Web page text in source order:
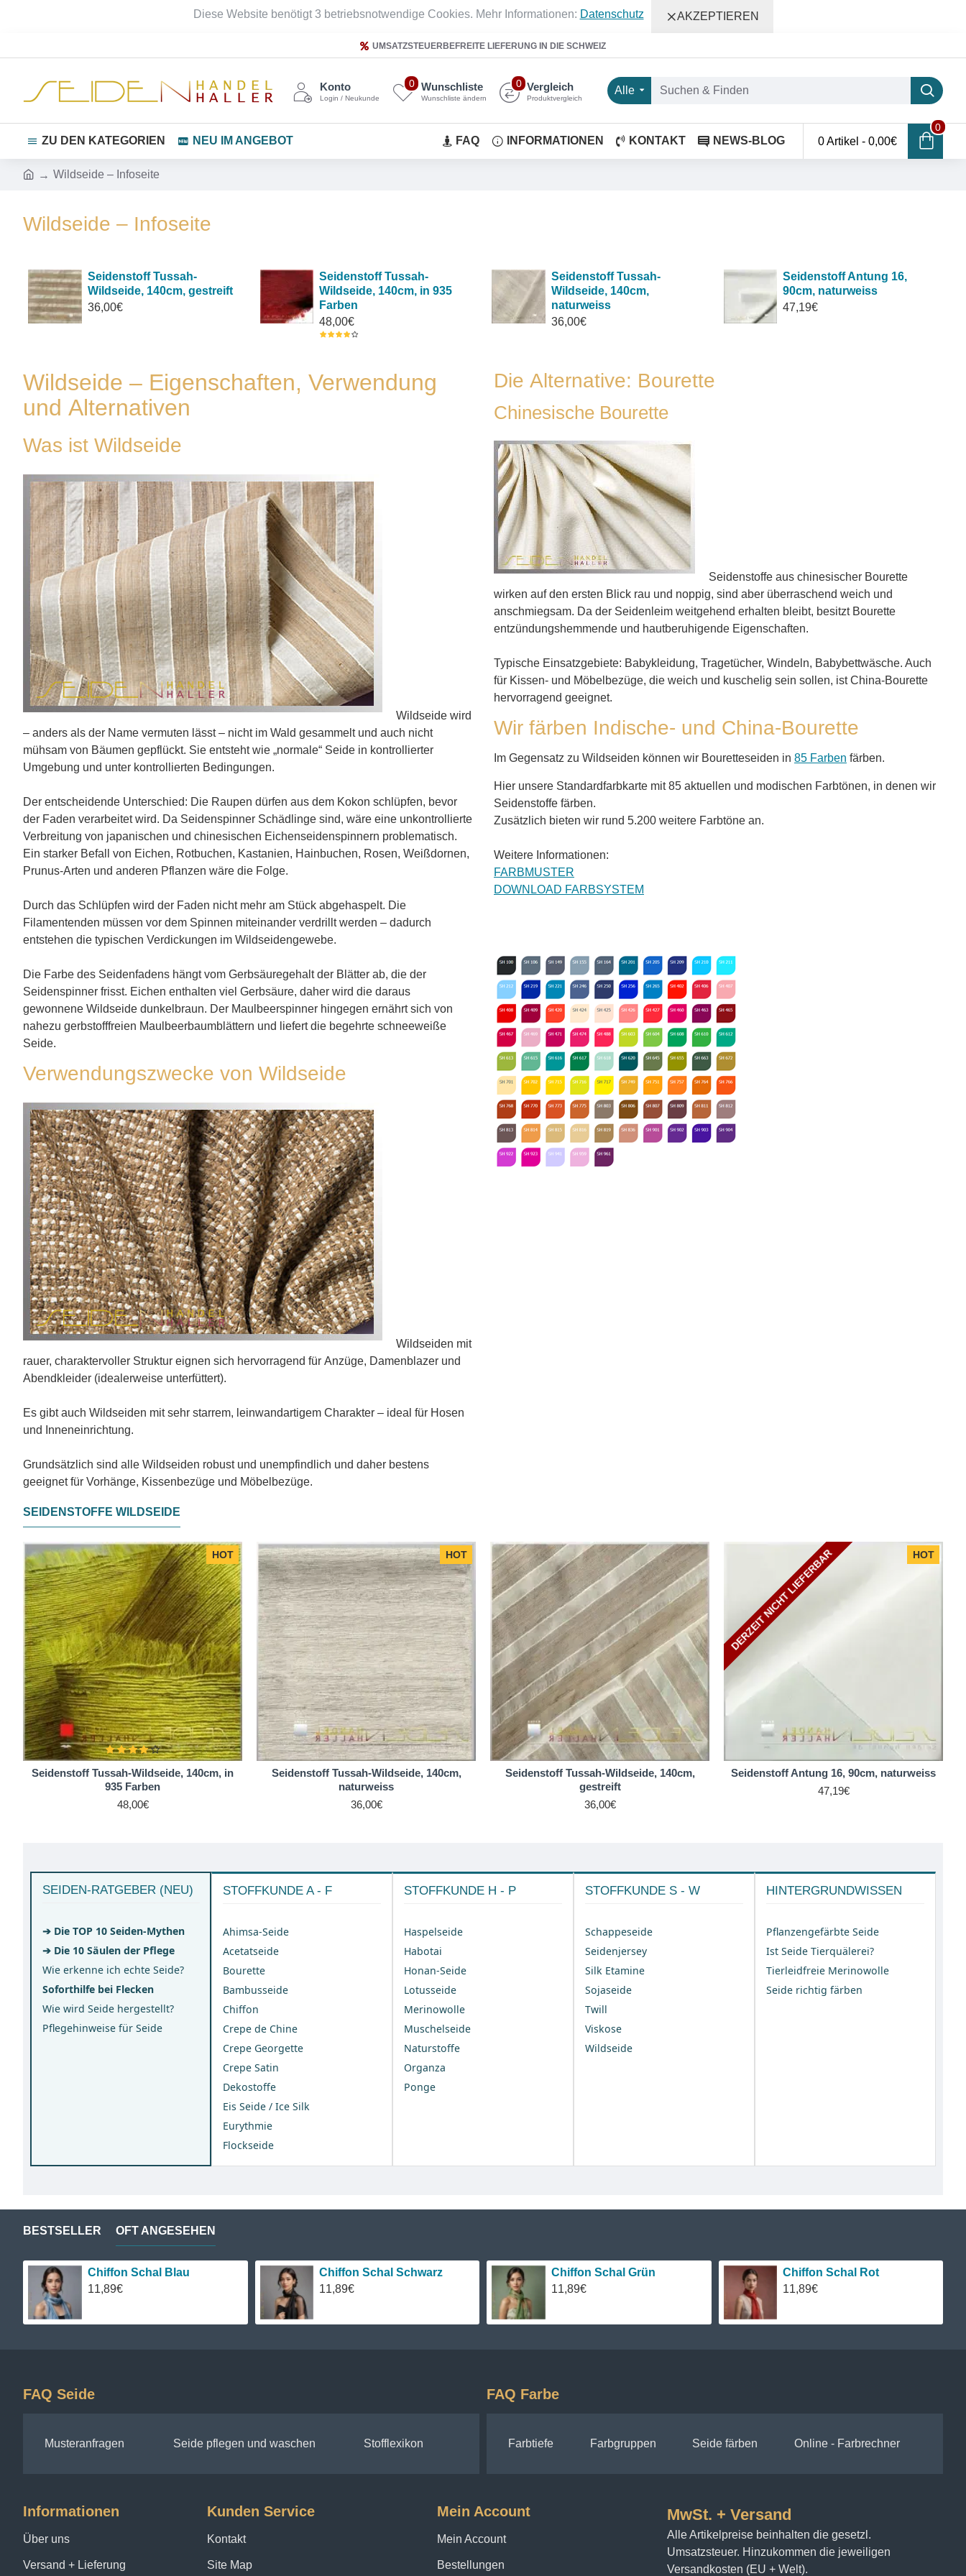
Diese Website benötigt 3 betriebsnotwendige Cookies. Mehr Informationen: Datenschutz AKZEPTIEREN
UMSATZSTEUERBEFREITE LIEFERUNG IN DIE SCHWEIZ
Alle
Konto
Login / Neukunde
Wunschliste
Wunschliste ändern
0 Vergleich
Produktvergleich
0
ZU DEN KATEGORIEN NEU IM ANGEBOT FAQ INFORMATIONEN KONTAKT NEWS-BLOG 0 Artikel - 0,00€
0
Wildseide – Infoseite
Wildseide – Infoseite
Seidenstoff Tussah-
Wildseide, 140cm, gestreift
36,00€
Seidenstoff Tussah-
Wildseide, 140cm, in 935
Farben
48,00€
Seidenstoff Tussah-
Wildseide, 140cm,
naturweiss
36,00€
Seidenstoff Antung 16,
90cm, naturweiss
47,19€
Wildseide – Eigenschaften, Verwendung
und Alternativen
Was ist Wildseide
Wildseide wird
– anders als der Name vermuten lässt – nicht im Wald gesammelt und auch nicht
mühsam von Bäumen gepflückt. Sie entsteht wie „normale“ Seide in kontrollierter
Umgebung und unter kontrollierten Bedingungen.
Der entscheidende Unterschied: Die Raupen dürfen aus dem Kokon schlüpfen, bevor
der Faden verarbeitet wird. Da Seidenspinner Schädlinge sind, wäre eine unkontrollierte
Verbreitung von japanischen und chinesischen Eichenseidenspinnern problematisch.
Ein starker Befall von Eichen, Rotbuchen, Kastanien, Hainbuchen, Rosen, Weißdornen,
Prunus-Arten und anderen Pflanzen wäre die Folge.
Durch das Schlüpfen wird der Faden nicht mehr am Stück abgehaspelt. Die
Filamentenden müssen vor dem Spinnen miteinander verdrillt werden – dadurch
entstehen die typischen Verdickungen im Wildseidengewebe.
Die Farbe des Seidenfadens hängt vom Gerbsäuregehalt der Blätter ab, die der
Seidenspinner frisst. Eichen enthalten viel Gerbsäure, daher wird die daraus
gewonnene Wildseide dunkelbraun. Der Maulbeerspinner hingegen ernährt sich von
nahezu gerbstofffreien Maulbeerbaumblättern und liefert die begehrte schneeweiße
Seide.
Verwendungszwecke von Wildseide
Wildseiden mit
rauer, charaktervoller Struktur eignen sich hervorragend für Anzüge, Damenblazer und
Abendkleider (idealerweise unterfüttert).
Es gibt auch Wildseiden mit sehr starrem, leinwandartigem Charakter – ideal für Hosen
und Inneneinrichtung.
Grundsätzlich sind alle Wildseiden robust und unempfindlich und daher bestens
geeignet für Vorhänge, Kissenbezüge und Möbelbezüge.
Die Alternative: Bourette
Chinesische Bourette
Seidenstoffe aus chinesischer Bourette
wirken auf den ersten Blick rau und noppig, sind aber überraschend weich und
anschmiegsam. Da der Seidenleim weitgehend erhalten bleibt, besitzt Bourette
entzündungshemmende und hautberuhigende Eigenschaften.
Typische Einsatzgebiete: Babykleidung, Tragetücher, Windeln, Babybettwäsche. Auch
für Kissen- und Möbelbezüge, die weich und kuschelig sein sollen, ist China-Bourette
hervorragend geeignet.
Wir färben Indische- und China-Bourette
Im Gegensatz zu Wildseiden können wir Bouretteseiden in 85 Farben färben.
Hier unsere Standardfarbkarte mit 85 aktuellen und modischen Farbtönen, in denen wir
Seidenstoffe färben.
Zusätzlich bieten wir rund 5.200 weitere Farbtöne an.
Weitere Informationen:
FARBMUSTER
DOWNLOAD FARBSYSTEM
SEIDENSTOFFE WILDSEIDE
HOT
Seidenstoff Tussah-Wildseide, 140cm, in
935 Farben
48,00€
HOT
Seidenstoff Tussah-Wildseide, 140cm,
naturweiss
36,00€
Seidenstoff Tussah-Wildseide, 140cm,
gestreift
36,00€
HOT
DERZEIT NICHT LIEFERBAR
Seidenstoff Antung 16, 90cm, naturweiss
47,19€
SEIDEN-RATGEBER (NEU)
➔ Die TOP 10 Seiden-Mythen
➔ Die 10 Säulen der Pflege
Wie erkenne ich echte Seide?
Soforthilfe bei Flecken
Wie wird Seide hergestellt?
Pflegehinweise für Seide
STOFFKUNDE A - F
Ahimsa-Seide
Acetatseide
Bourette
Bambusseide
Chiffon
Crepe de Chine
Crepe Georgette
Crepe Satin
Dekostoffe
Eis Seide / Ice Silk
Eurythmie
Flockseide
STOFFKUNDE H - P
Haspelseide
Habotai
Honan-Seide
Lotusseide
Merinowolle
Muschelseide
Naturstoffe
Organza
Ponge
STOFFKUNDE S - W
Schappeseide
Seidenjersey
Silk Etamine
Sojaseide
Twill
Viskose
Wildseide
HINTERGRUNDWISSEN
Pflanzengefärbte Seide
Ist Seide Tierquälerei?
Tierleidfreie Merinowolle
Seide richtig färben
BESTSELLER OFT ANGESEHEN
Chiffon Schal Blau
11,89€
Chiffon Schal Schwarz
11,89€
Chiffon Schal Grün
11,89€
Chiffon Schal Rot
11,89€
FAQ Seide
Musteranfragen Seide pflegen und waschen Stofflexikon
FAQ Farbe
Farbtiefe Farbgruppen Seide färben Online - Farbrechner
Informationen
Über uns
Versand + Lieferung
Kunden Service
Kontakt
Site Map
Mein Account
Mein Account
Bestellungen
MwSt. + Versand
Alle Artikelpreise beinhalten die gesetzl.
Umsatzsteuer. Hinzukommen die jeweiligen
Versandkosten (EU + Welt).